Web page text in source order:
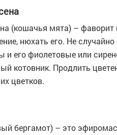
(кошачья мята) – фаворит
нюхать его. Не
и его фиолетовые или
котовник. Продлить
цветков.
бергамот) – это